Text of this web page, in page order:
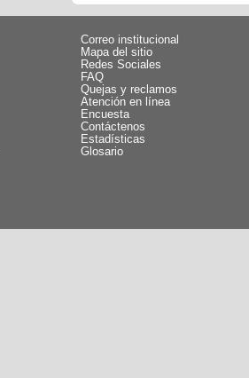
Correo institucional
Mapa del sitio
Redes Sociales
FAQ
Quejas y reclamos
Atención en línea
Encuesta
Contáctenos
Estadísticas
Glosario